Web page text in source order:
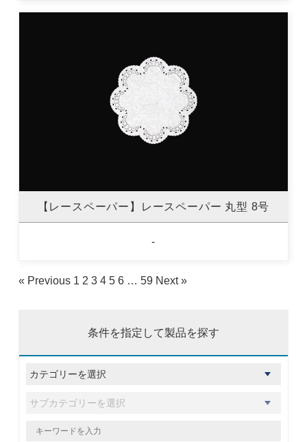
【レースペーパー】レースペーパー 丸型 8号
-
« Previous 1 2 3 4 5 6 … 59 Next »
条件を指定して製品を探す